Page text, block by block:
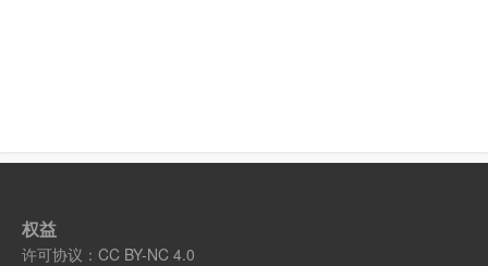
权益
许可协议： CC BY-NC 4.0